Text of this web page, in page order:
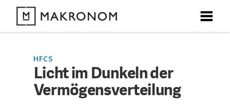
X
ARTIKEL
X
X
X
HFCS
Licht im Dunkeln der
Vermögensverteilung
X
KOMMENTARE ZU
Licht im Dunkeln der